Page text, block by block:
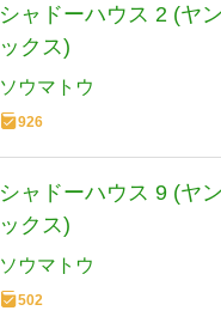
シャドーハウス 2 (ヤ
ックス)
ソウマトウ
926
シャドーハウス 9 (ヤ
ックス)
ソウマトウ
502